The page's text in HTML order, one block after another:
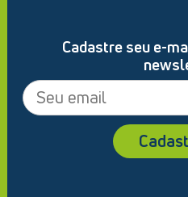
Cadastre seu e-